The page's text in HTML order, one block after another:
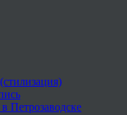
Петрозаводске